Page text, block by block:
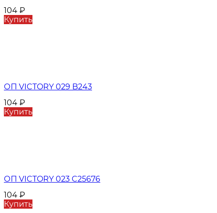
104 ₽
Купить
ОП VICTORY 029 B243
104 ₽
Купить
ОП VICTORY 023 C25676
104 ₽
Купить